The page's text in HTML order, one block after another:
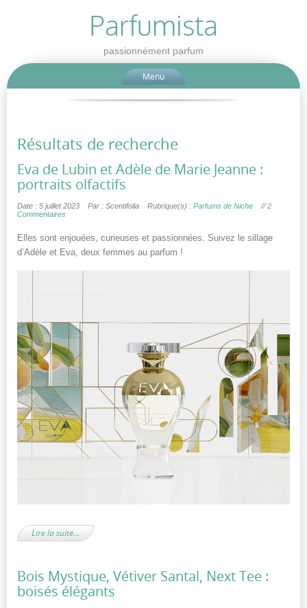
Parfumista
passionnément parfum
Menu
Résultats de recherche
Eva de Lubin et Adèle de Marie Jeanne :
portraits olfactifs
Date : 5 juillet 2023 Par : Scentifolia Rubrique(s) : Parfums de Niche //2
Commentaires
Elles sont enjouées, curieuses et passionnées. Suivez le sillage
d’Adèle et Eva, deux femmes au parfum !
Lire la suite…
Bois Mystique, Vétiver Santal, Next Tee :
boisés élégants